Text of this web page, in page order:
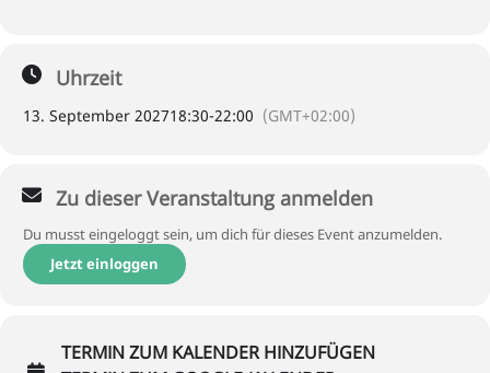
Uhrzeit
13. September 202718:30-22:00 (GMT+02:00)
Zu dieser Veranstaltung anmelden
Du musst eingeloggt sein, um dich für dieses Event anzumelden.
Jetzt einloggen
TERMIN ZUM KALENDER HINZUFÜGEN